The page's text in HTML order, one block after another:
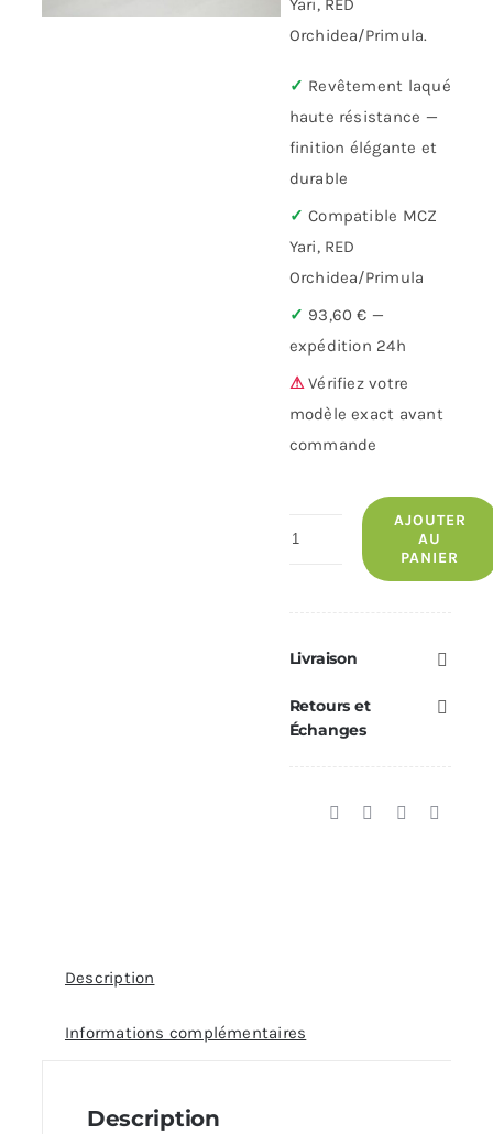
Yari, RED
Orchidea/Primula.
✓ Revêtement laqué
haute résistance —
finition élégante et
durable
✓ Compatible MCZ
Yari, RED
Orchidea/Primula
✓ 93,60 € —
expédition 24h
⚠Vérifiez votre
modèle exact avant
commande
quantité
laqué
—
AJOUTER
AU
PANIER
Livraison
Retours et
Échanges
Description
Informations complémentaires
Description